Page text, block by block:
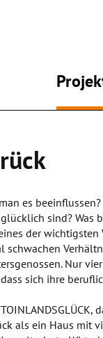
es
sind? Was
der wichtigsten
schwachen
Nur
sich ihre
als ein Haus mit